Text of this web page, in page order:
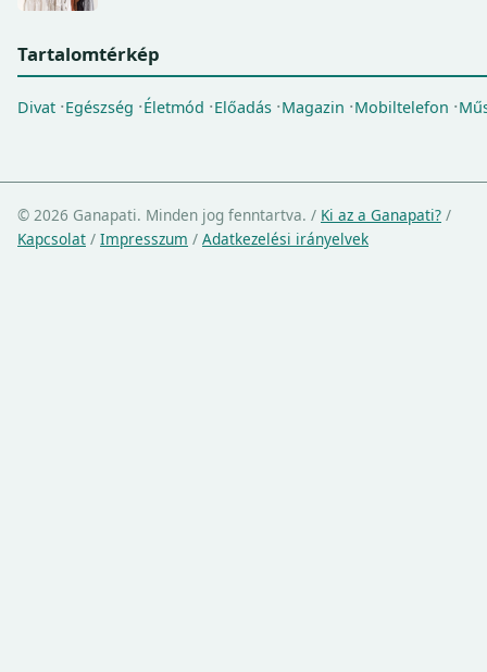
Tartalomtérkép
Divat Egészség Életmód Előadás Magazin Mobiltelefon
© 2026 Ganapati. Minden jog fenntartva. / Ki az a Ganapati? /
Kapcsolat / Impresszum / Adatkezelési irányelvek